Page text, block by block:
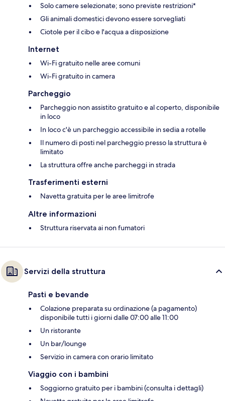
Solo camere selezionate; sono previste restrizioni*
Gli animali domestici devono essere sorvegliati
Ciotole per il cibo e l'acqua a disposizione
Internet
Wi-Fi gratuito nelle aree comuni
Wi-Fi gratuito in camera
Parcheggio
Parcheggio non assistito gratuito e al coperto, disponibile
in loco
In loco c'è un parcheggio accessibile in sedia a rotelle
Il numero di posti nel parcheggio presso la struttura è
limitato
La struttura offre anche parcheggi in strada
Trasferimenti esterni
Navetta gratuita per le aree limitrofe
Altre informazioni
Struttura riservata ai non fumatori
Servizi della struttura
Pasti e bevande
Colazione preparata su ordinazione (a pagamento)
disponibile tutti i giorni dalle 07:00 alle 11:00
Un ristorante
Un bar/lounge
Servizio in camera con orario limitato
Viaggio con i bambini
Soggiorno gratuito per i bambini (consulta i dettagli)